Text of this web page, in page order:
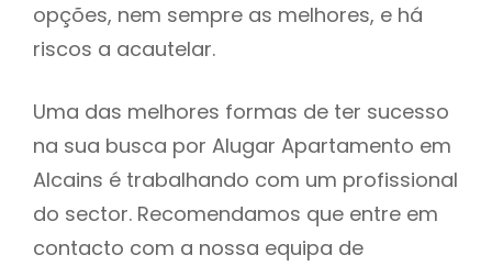
opções, nem sempre as melhores, e há
riscos a acautelar.
Uma das melhores formas de ter sucesso
na sua busca por Alugar Apartamento em
Alcains é trabalhando com um profissional
do sector. Recomendamos que entre em
contacto com a nossa equipa de